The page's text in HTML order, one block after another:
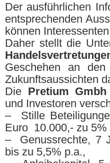
Der ausführlichen
entsprechenden
können
Daher stellt die
Geschehen an den
Zukunftsaussichten
Die Pretium Gmbh
und Investoren
–
Stille
Euro 10.000,- zu 5%
–
Genussrechte, 7
bis zu 5,5% p.a.,